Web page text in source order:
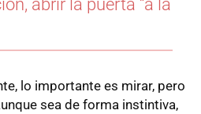
abrir la puerta “a la
lo importante es mirar, pero
sea de forma instintiva,